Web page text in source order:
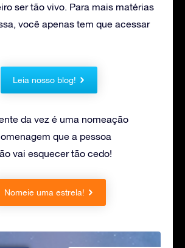
ser tão vivo. Para mais matérias
você apenas tem que acessar
Leia nosso blog!
da vez é uma nomeação
que a pessoa
vai esquecer tão cedo!
Nomeie uma estrela!